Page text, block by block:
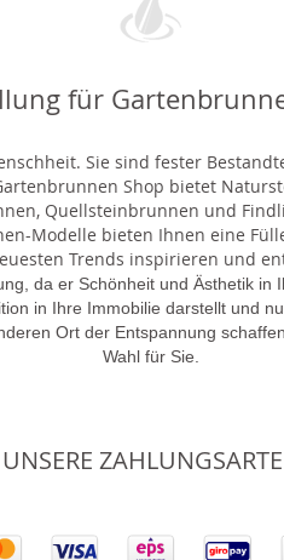
für
Sie sind fester
Shop bietet
Quellsteinbrunnen und
Modelle bieten Ihnen eine
Trends inspirieren und
da er Schönheit und Ästhetik in
in Ihre Immobilie darstellt und
Ort der Entspannung
Wahl für Sie.
UNSERE